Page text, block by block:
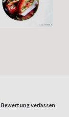
Bewertung verfassen